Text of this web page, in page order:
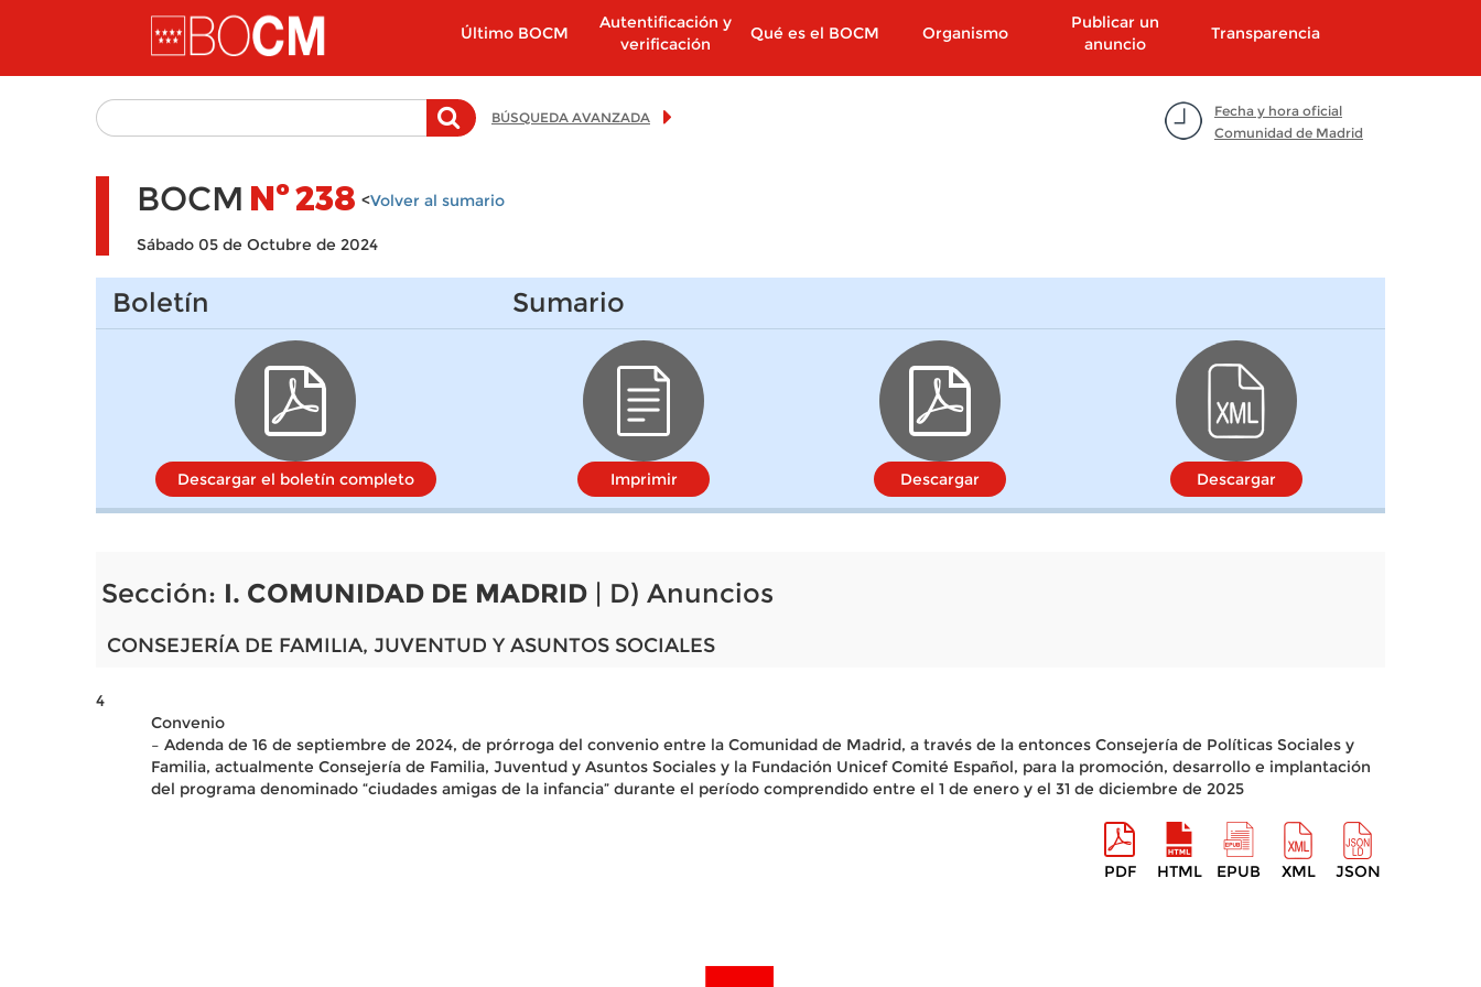
Pasar al contenido principal
Último BOCM
Autentificación y
verificación
Qué es el BOCM Organismo
Publicar un
anuncio
Transparencia
Fecha y hora oficial
Comunidad de Madrid
BÚSQUEDA AVANZADA
BOCM Nº238 <Volver al sumario
Sábado 05 de Octubre de 2024
Boletín
Descargar el boletín completo
Sumario
Imprimir Descargar Descargar
Sección: I. COMUNIDAD DE MADRID | D) Anuncios
CONSEJERÍA DE FAMILIA, JUVENTUD Y ASUNTOS SOCIALES
4
Convenio
– Adenda de 16 de septiembre de 2024, de prórroga del convenio entre la Comunidad de Madrid, a través de la entonces Consejería de Políticas Sociales y
Familia, actualmente Consejería de Familia, Juventud y Asuntos Sociales y la Fundación Unicef Comité Español, para la promoción, desarrollo e implantación
del programa denominado “ciudades amigas de la infancia” durante el período comprendido entre el 1 de enero y el 31 de diciembre de 2025
PDF HTML EPUB XML JSON